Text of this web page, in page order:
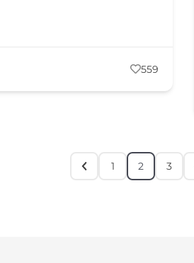
559
1 2 3